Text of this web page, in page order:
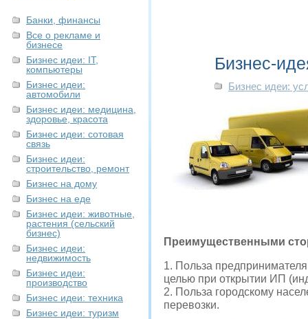
Банки, финансы
Все о рекламе и
бизнесе
Бизнес идеи: IT,
компьютеры
Бизнес идеи:
автомобили
Бизнес идеи: медицина,
здоровье, красота
Бизнес идеи: сотовая
связь
Бизнес идеи:
строительство, ремонт
Бизнес на дому
Бизнес на еде
Бизнес идеи: животные,
растения (сельский
бизнес)
Бизнес идеи:
недвижимость
Бизнес идеи:
производство
Бизнес идеи: техника
Бизнес идеи: туризм
Бизнес-
Бизнес идеи:
Преимущественными
1. Польза
целью при открытии ИП
2. Польза городскому
перевозки.